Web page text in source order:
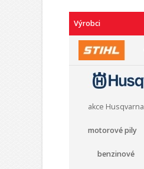
Výrobci
akce Husqvarna
motorové pily
benzinové